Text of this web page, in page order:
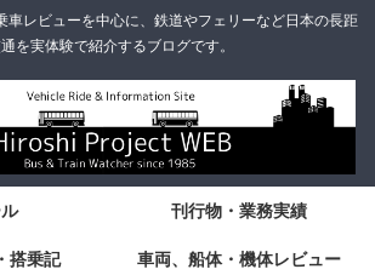
車レビューを中心に、鉄道やフェリーなど日本の長距
を実体験で紹介するブログです。
刊行物・業務実績
搭乗記 車両、船体・機体レビュー